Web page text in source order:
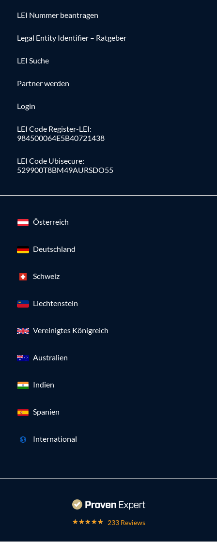
LEI Nummer beantragen
Legal Entity Identifier – Ratgeber
LEI Suche
Partner werden
Login
LEI Code Register-LEI:
984500064E5B40721438
LEI Code Ubisecure:
529900T8BM49AURSDO55
Österreich
Deutschland
Schweiz
Liechtenstein
Vereinigtes Königreich
Australien
Indien
Spanien
International
233 Reviews